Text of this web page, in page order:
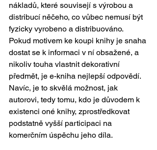
nákladů, které souvisejí s výrobou a
distribucí něčeho, co vůbec nemusí být
fyzicky vyrobeno a distribuováno.
Pokud motivem ke koupi knihy je snaha
dostat se k informaci v ní obsažené, a
nikoliv touha vlastnit dekorativní
předmět, je e-kniha nejlepší odpovědí.
Navíc, je to skvělá možnost, jak
autorovi, tedy tomu, kdo je důvodem k
existenci oné knihy, zprostředkovat
podstatně vyšší participaci na
komerčním úspěchu jeho díla.